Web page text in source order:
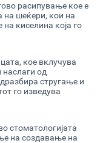
расипување кое е
на шеќери, кои на
киселина која го
кое вклучува
наслаги од
стругање и
го изведува
стоматологијата
на создавање на